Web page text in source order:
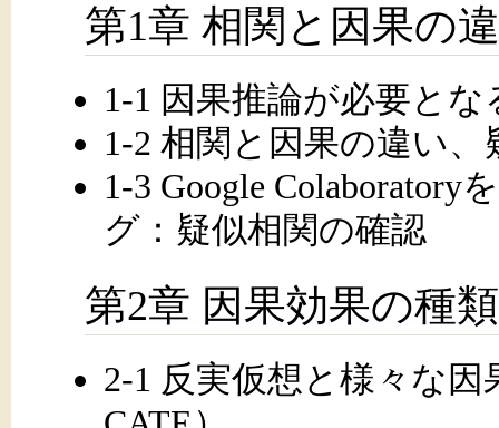
第1章 相関と因果の
1-1 因果推論が必要と
1-2 相関と因果の違い
1-3 Google Colaboratory
グ：疑似相関の確認
第2章 因果効果の種
2-1 反実仮想と様々な因